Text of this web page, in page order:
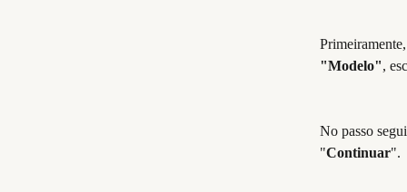
"Modelo",
No passo
"Continuar".